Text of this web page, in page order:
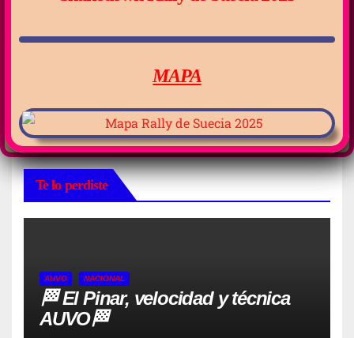
MAPA
Te lo perdiste
AUVO NACIONAL
🏁 El Pinar, velocidad y técnica
AUVO🏁